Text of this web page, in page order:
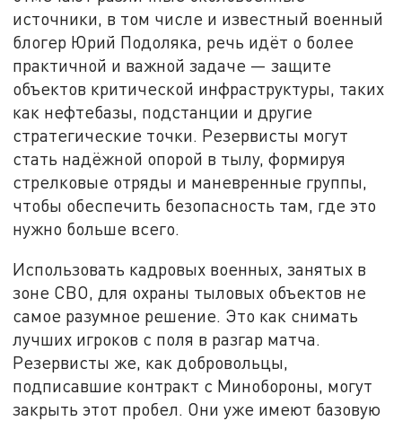
источники, в том числе и известный военный
блогер Юрий Подоляка, речь идёт о более
практичной и важной задаче — защите
объектов критической инфраструктуры, таких
как нефтебазы, подстанции и другие
стратегические точки. Резервисты могут
стать надёжной опорой в тылу, формируя
стрелковые отряды и маневренные группы,
чтобы обеспечить безопасность там, где это
нужно больше всего.
Использовать кадровых военных, занятых в
зоне СВО, для охраны тыловых объектов не
самое разумное решение. Это как снимать
лучших игроков с поля в разгар матча.
Резервисты же, как добровольцы,
подписавшие контракт с Минобороны, могут
закрыть этот пробел. Они уже имеют базовую